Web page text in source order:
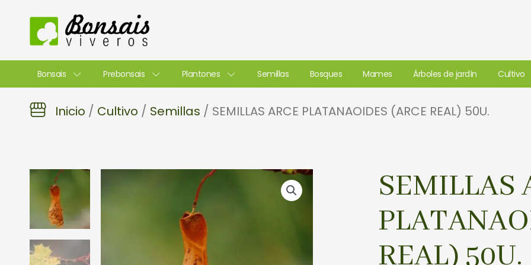
contenido
Bonsais Prebonsais Plantones Semillas Bosques Mames Árboles de jardín Cultivo
Inicio / Cultivo / Semillas / SEMILLAS ARCE PLATANAOIDES (ARCE REAL) 50U.
SEMILLAS
REAL) 50U.